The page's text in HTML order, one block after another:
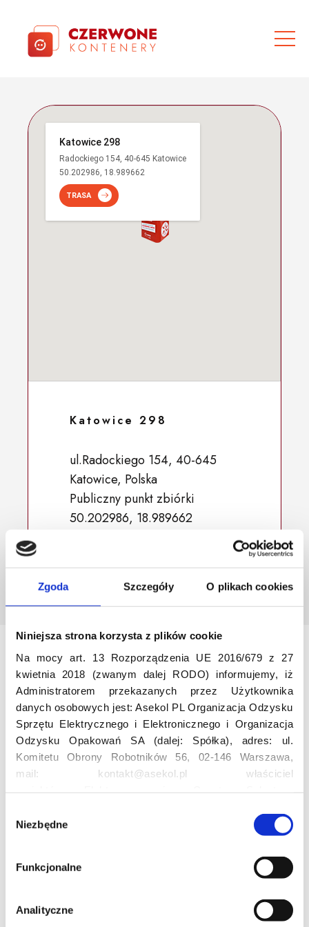
Zgoda Szczegóły O plikach cookies
Niniejsza strona korzysta z plików cookie
Na mocy art. 13 Rozporządzenia UE 2016/679 z 27
kwietnia 2018 (zwanym dalej RODO) informujemy, iż
Administratorem przekazanych przez Użytkownika
danych osobowych jest: Asekol PL Organizacja Odzysku
Sprzętu Elektrycznego i Elektronicznego i Organizacja
Odzysku Opakowań SA (dalej: Spółka), adres: ul.
Komitetu Obrony Robotników 56, 02-146 Warszawa,
mail: kontakt@asekol.pl właściciel
Asekolove. Administrator przetwarza następujące dane
osobowe Użytkowników: imię, nazwisko, adres e-mail,
numer telefonu, miasto, preferencje Użytkownika,
lokalizacja, obszar zainteresowania, dane przetwarzane
reklamowy Użytkownika, lokalizacja, identyfikator
urządzenia, data i godzina korzystania z serwisu, dane
Niezbędne
Funkcjonalne
Analityczne
Katowice 298
Radockiego 154, 40-645 Katowice
50.202986, 18.989662
TRASA
Katowice 298
ul.Radockiego 154, 40-645
Katowice, Polska
Publiczny punkt zbiórki
50.202986, 18.989662
Odwiedź nas
Edukacja
Projekt edukacyjny F(RE)Ecykling – FREEducation
Profesjonalna i Bezpieczna Utylizacja Elektroodpadów